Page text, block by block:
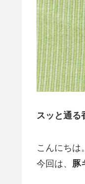
スッと通る
こんにちは
今回は、 豚